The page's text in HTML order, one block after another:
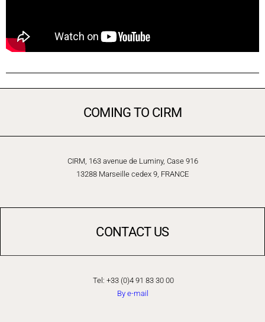
COMING TO CIRM
CIRM, 163 avenue de Luminy, Case 916
13288 Marseille cedex 9, FRANCE
CONTACT US
Tel: +33 (0)4 91 83 30 00
By e-mail